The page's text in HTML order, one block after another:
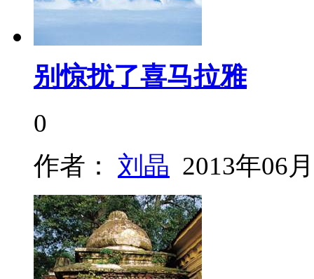
别惊扰了喜马拉雅
0
作者： 刘晶 2013年06